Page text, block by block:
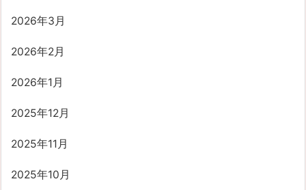
2026年3月
2026年2月
2026年1月
2025年12月
2025年11月
2025年10月